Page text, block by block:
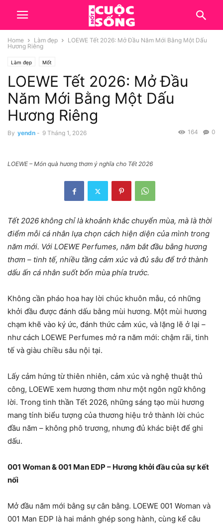
Home Làm đẹp
LOEWE Tết 2026: Mở Đầu Năm Mới Bằng Một Dấu
Hương Riêng
Làm đẹp Mốt
LOEWE Tết 2026: Mở Đầu
Năm Mới Bằng Một Dấu
Hương Riêng
By yendn - 9 Tháng 1, 2026 0
164
LOEWE – Món quà hương thơm ý nghĩa cho Tết 2026
Tết 2026 không chỉ là khoảnh khắc chuyển mùa, mà là thời
điểm mỗi cá nhân lựa chọn cách hiện diện của mình trong
năm mới. Với LOEWE Perfumes, năm bắt đầu bằng hương
thơm – tinh tế, nhiều tầng cảm xúc và đủ sâu để trở thành
dấu ấn cá nhân suốt bốn mùa phía trước.
Không cần pháo hoa hay lời chúc khuôn mẫu, có những
khởi đầu được đánh dấu bằng mùi hương. Một mùi hương
chạm khẽ vào ký ức, đánh thức cảm xúc, và lặng lẽ ở lại –
như cách LOEWE Perfumes mở ra năm mới: chậm rãi, tinh
tế và giàu chiều sâu nội tại.
Lấy cảm hứng từ thiên nhiên, cảm xúc và nghệ thuật thủ
công, LOEWE xem hương thơm như một ngôn ngữ không
lời. Trong tinh thần Tết 2026, những sáng tạo mùi hương
mang tính biểu tượng của thương hiệu trở thành lời chúc
đầu năm – không phô trương, nhưng đủ khác biệt để ghi
dấu.
001 Woman & 001 Man EDP – Hương khởi đầu của sự kết
nối
Mở đầu năm mới bằng sự cân bằng. LOEWE 001 Woman và
001 Man EDP là hai mảnh ghép song hành, cùng kể câu